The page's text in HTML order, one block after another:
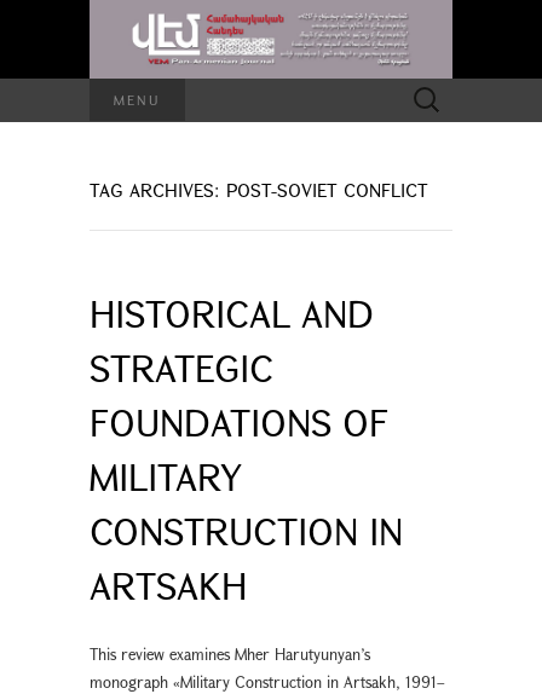
MENU
Search
for:
TAG ARCHIVES: POST-SOVIET CONFLICT
HISTORICAL AND
STRATEGIC
FOUNDATIONS OF
MILITARY
CONSTRUCTION IN
ARTSAKH
This review examines Mher Harutyunyan’s
monograph «Military Construction in Artsakh, 1991–